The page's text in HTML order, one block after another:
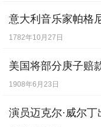
意大利音乐家帕格
1782年10月27日
美国将部分庚子赔
1908年6月23日
演员迈克尔·威尔丁